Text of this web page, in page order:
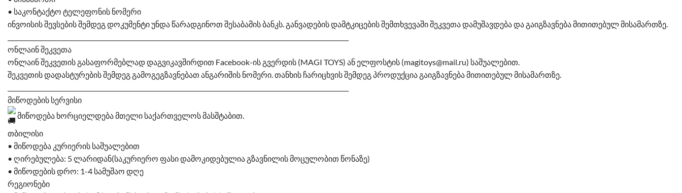
• საკონტაქტო ტელეფონის ნომერი
ინვოისის შევსების შემდეგ დოკუმენტი უნდა წარადგინოთ შესაბამის ბანკს. განვადების დამტკიცების შემთხვევაში შეკვეთა დამუშავდება და გაიგზავნება მითითებულ მისამართზე.
ონლაინ შეკვეთა
ონლაინ შეკვეთის გასაფორმებლად დაგვიკავშირდით Facebook-ის გვერდის (MAGI TOYS) ან ელფოსტის (magitoys@mail.ru) საშუალებით.
შეკვეთის დადასტურების შემდეგ გამოგეგზავნებათ ანგარიშის ნომერი. თანხის ჩარიცხვის შემდეგ პროდუქცია გაიგზავნება მითითებულ მისამართზე.
მიწოდების სერვისი
მიწოდება ხორციელდება მთელი საქართველოს მასშტაბით.
თბილისი
• მიწოდება კურიერის საშუალებით
• ღირებულება: 5 ლარიდან(საკურიერო ფასი დამოკიდებულია გზავნილის მოცულობით წონაზე)
• მიწოდების დრო: 1-4 სამუშაო დღე
რეგიონები